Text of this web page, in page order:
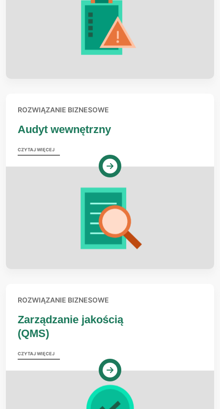
ROZWIĄZANIE BIZNESOWE
Audyt wewnętrzny
CZYTAJ WIĘCEJ
ROZWIĄZANIE BIZNESOWE
Zarządzanie jakością
(QMS)
CZYTAJ WIĘCEJ